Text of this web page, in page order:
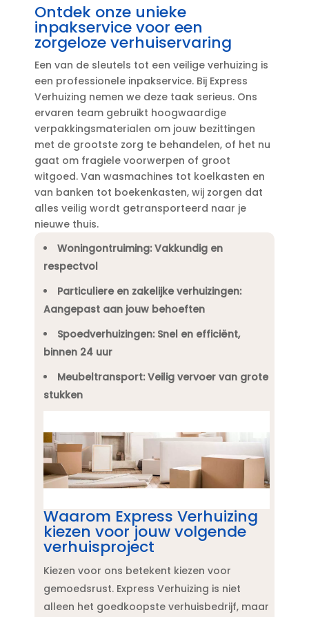
Ontdek onze unieke
inpakservice voor een
zorgeloze verhuiservaring
Een van de sleutels tot een veilige verhuizing is
een professionele inpakservice.​ Bij Express
Verhuizing nemen we deze taak serieus.​ Ons
ervaren team gebruikt hoogwaardige
verpakkingsmaterialen om jouw bezittingen
met de grootste zorg te behandelen, of het nu
gaat om fragiele voorwerpen of groot
witgoed.​ Van wasmachines tot koelkasten en
van banken tot boekenkasten, wij zorgen dat
alles veilig wordt getransporteerd naar je
nieuwe thuis.​
Woningontruiming: Vakkundig en
respectvol
Particuliere en zakelijke verhuizingen:
Aangepast aan jouw behoeften
Spoedverhuizingen: Snel en efficiënt,
binnen 24 uur
Meubeltransport: Veilig vervoer van grote
stukken
Waarom Express Verhuizing
kiezen voor jouw volgende
verhuisproject
Kiezen voor ons betekent kiezen voor
gemoedsrust.​ Express Verhuizing is niet
alleen het goedkoopste verhuisbedrijf, maar